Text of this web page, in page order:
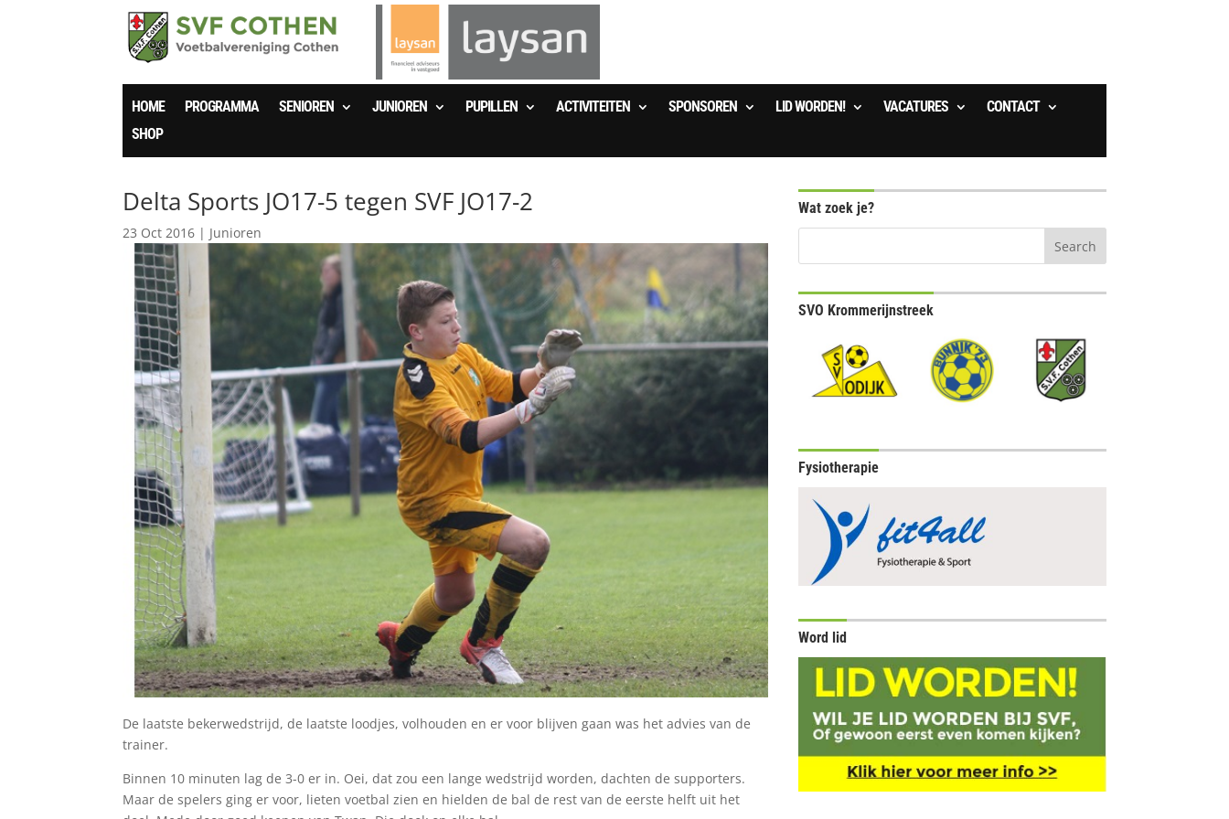
HOME PROGRAMMA SENIOREN JUNIOREN PUPILLEN ACTIVITEITEN SPONSOREN LID WORDEN! VACATURES
CONTACT
SHOP
Delta Sports JO17-5 tegen SVF JO17-2
23 Oct 2016 | Junioren
De laatste bekerwedstrijd, de laatste loodjes, volhouden en er voor blijven gaan was het advies van de
trainer.
Binnen 10 minuten lag de 3-0 er in. Oei, dat zou een lange wedstrijd worden, dachten de supporters.
Maar de spelers ging er voor, lieten voetbal zien en hielden de bal de rest van de eerste helft uit het
Wat zoek je?
SVO Krommerijnstreek
Fysiotherapie
Word lid